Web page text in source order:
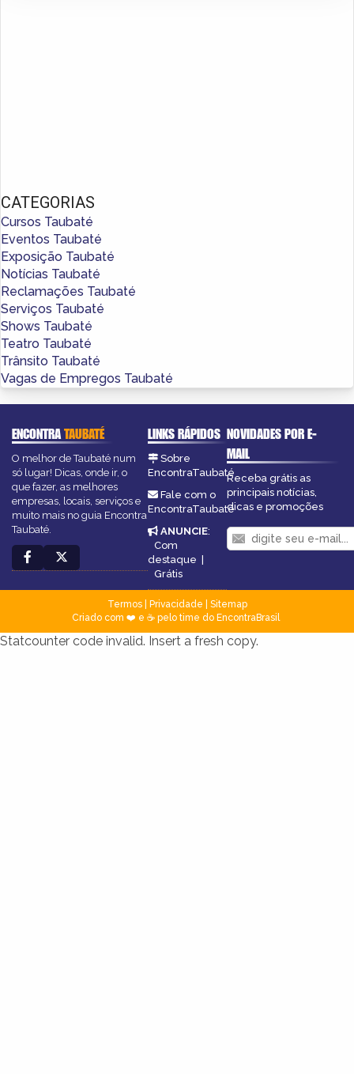
CATEGORIAS
Cursos Taubaté
Eventos Taubaté
Exposição Taubaté
Notícias Taubaté
Reclamações Taubaté
Serviços Taubaté
Shows Taubaté
Teatro Taubaté
Trânsito Taubaté
Vagas de Empregos Taubaté
ENCONTRATAUBATÉ
O melhor de Taubaté num
só lugar! Dicas, onde ir, o
que fazer, as melhores
empresas, locais, serviços e
muito mais no guia Encontra
Taubaté.
LINKS RÁPIDOS
Sobre
EncontraTaubaté
Fale com o
EncontraTaubaté
ANUNCIE:
Com
destaque
Grátis
NOVIDADES POR E-
MAIL
Receba grátis as
principais notícias,
dicas e promoções
Termos| Privacidade
Sitemap
Criado com ❤️ e ☕ pelo time do EncontraBrasil
Statcounter code invalid. Insert a fresh copy.